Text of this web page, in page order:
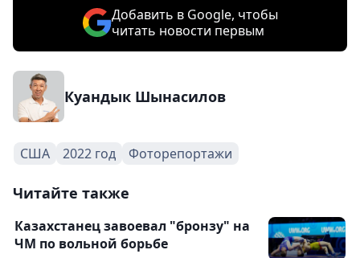
Добавить в Google, чтобы
читать новости первым
Куандык Шынасилов
США 2022 год Фоторепортажи
Читайте также
Казахстанец завоевал "бронзу" на
ЧМ по вольной борьбе